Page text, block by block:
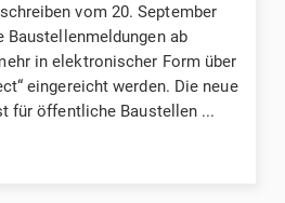
vom 20. September
Baustellenmeldungen ab
in elektronischer Form über
eingereicht werden. Die neue
für öffentliche Baustellen ...